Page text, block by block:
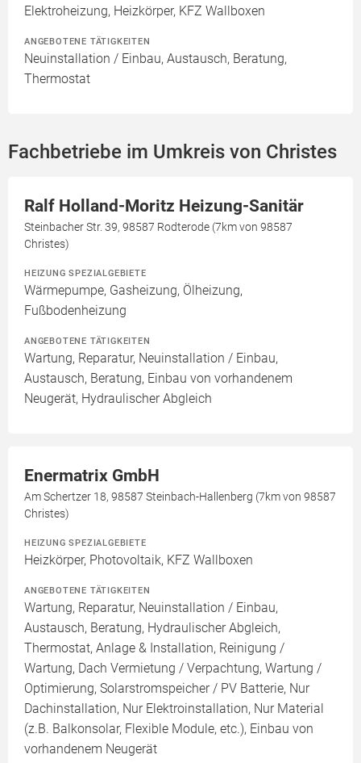
Elektroheizung, Heizkörper, KFZ Wallboxen
ANGEBOTENE TÄTIGKEITEN
Neuinstallation / Einbau, Austausch, Beratung,
Thermostat
Fachbetriebe im Umkreis von Christes
Ralf Holland-Moritz Heizung-Sanitär
Steinbacher Str. 39, 98587 Rodterode (7km von 98587
Christes)
HEIZUNG SPEZIALGEBIETE
Wärmepumpe, Gasheizung, Ölheizung,
Fußbodenheizung
ANGEBOTENE TÄTIGKEITEN
Wartung, Reparatur, Neuinstallation / Einbau,
Austausch, Beratung, Einbau von vorhandenem
Neugerät, Hydraulischer Abgleich
Enermatrix GmbH
Am Schertzer 18, 98587 Steinbach-Hallenberg (7km von 98587
Christes)
HEIZUNG SPEZIALGEBIETE
Heizkörper, Photovoltaik, KFZ Wallboxen
ANGEBOTENE TÄTIGKEITEN
Wartung, Reparatur, Neuinstallation / Einbau,
Austausch, Beratung, Hydraulischer Abgleich,
Thermostat, Anlage & Installation, Reinigung /
Wartung, Dach Vermietung / Verpachtung, Wartung /
Optimierung, Solarstromspeicher / PV Batterie, Nur
Dachinstallation, Nur Elektroinstallation, Nur Material
(z.B. Balkonsolar, Flexible Module, etc.), Einbau von
vorhandenem Neugerät